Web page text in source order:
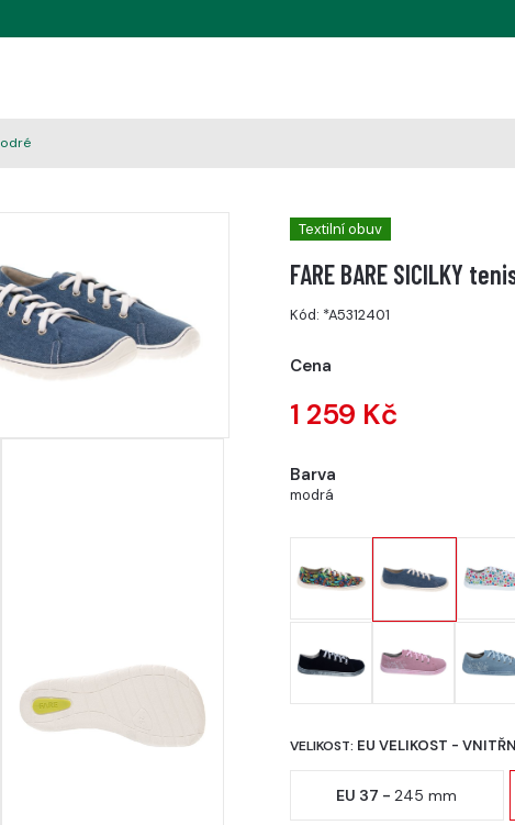
Textilní obuv
FARE BARE SICILKY
Kód: *A5312401
Cena
1 259 Kč
Barva
modrá
VELIKOST: EU VELIKOST -
EU 37 -245 mm